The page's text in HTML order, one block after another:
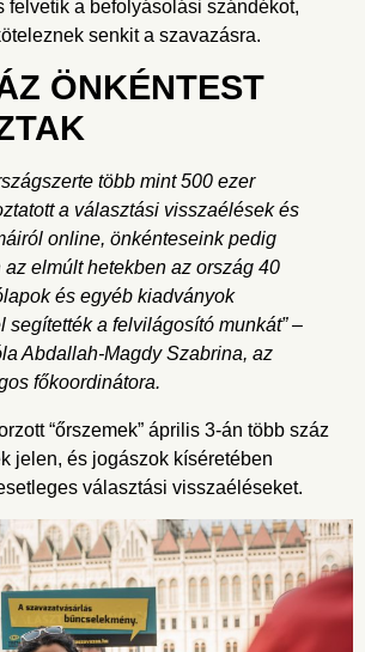
felvetik a befolyásolási szándékot,
senkit a szavazásra.
ÖNKÉNTEST
több mint 500 ezer
a választási visszaélések és
online, önkénteseink pedig
elmúlt hetekben az ország 40
és egyéb kiadványok
segítették a felvilágosító munkát” –
Abdallah-Magdy Szabrina, az
főkoordinátora.
“őrszemek” április 3-án több száz
jelen, és jogászok kíséretében
választási visszaéléseket.